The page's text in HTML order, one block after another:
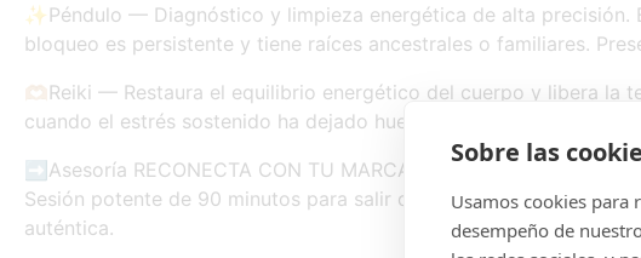
✨Péndulo — Diagnóstico y limpieza energética de alta precisión.
bloqueo es persistente y tiene raíces ancestrales o familiares.
🫶🏼Reiki — Restaura el equilibrio energético del cuerpo y libera la
cuando el estrés sostenido ha dejado huella. Presencial en Madrid
➡️Asesoría RECONECTA CON TU MARCA
Sesión potente de 90 minutos para salir del bloqueo mental y
auténtica.
Sobre las
Usamos cookies para
desempeño de